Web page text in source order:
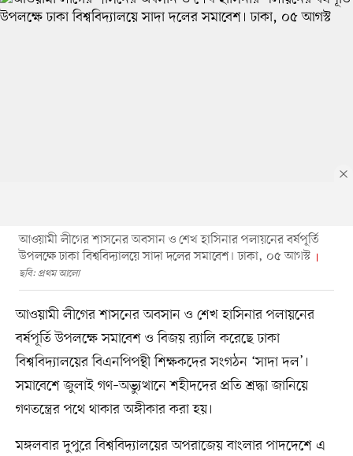
আওয়ামী লীগের শাসনের অবসান ও শেখ হাসিনার পলায়নের বর্ষপূর্তি
উপলক্ষে ঢাকা বিশ্ববিদ্যালয়ে সাদা দলের সমাবেশ। ঢাকা, ০৫ আগস্ট
ছবি: প্রথম আলো
আওয়ামী লীগের শাসনের অবসান ও শেখ হাসিনার পলায়নের
বর্ষপূর্তি উপলক্ষে সমাবেশ ও বিজয় র‌্যালি করেছে ঢাকা
বিশ্ববিদ্যালয়ের বিএনপিপন্থী শিক্ষকদের সংগঠন ‘সাদা দল’।
সমাবেশে জুলাই গণ–অভ্যুত্থানে শহীদদের প্রতি শ্রদ্ধা জানিয়ে
গণতন্ত্রের পথে থাকার অঙ্গীকার করা হয়।
মঙ্গলবার দুপুরে বিশ্ববিদ্যালয়ের অপরাজেয় বাংলার পাদদেশে এ